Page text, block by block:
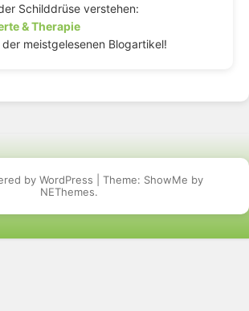
Schilddrüse verstehen:
& Therapie
meistgelesenen Blogartikel!
by WordPress
Theme: ShowMe by
NEThemes.